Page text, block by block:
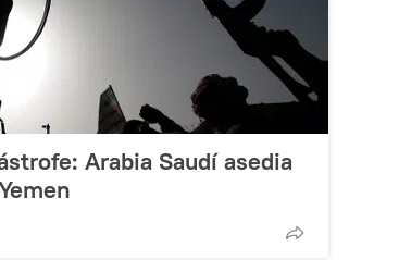
Arabia Saudí asedia